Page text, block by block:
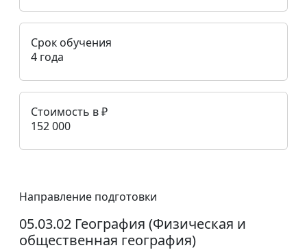
Срок обучения
4 года
Стоимость в ₽
152 000
Направление подготовки
05.03.02 География (Физическая и
общественная география)